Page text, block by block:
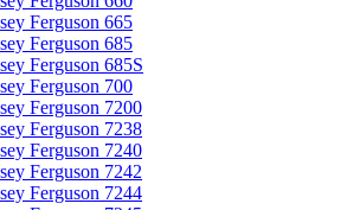
Ferguson 665
Ferguson 685
Ferguson 685S
Ferguson 700
Ferguson 7200
Ferguson 7238
Ferguson 7240
Ferguson 7242
Ferguson 7244